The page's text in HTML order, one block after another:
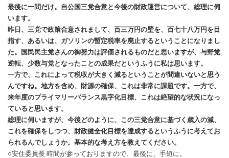
最後に一問だけ。自公国三党合意と今後の財政運営について、総理に伺
います。
昨日、三党で政策合意されまして、百三万円の壁を、百七十八万円を目
指す、あるいは、ガソリンの暫定税率を廃止するということになりまし
た。国民民主党さんの御努力は評価されるものだと思いますが、与野党
逆転、少数与党となったことの成果だというふうに私は思います。
一方で、これによって税収が大きく減るということが間違いないと思う
んですね。地方を含め、財源の確保、これは非常に課題です。一方で、
来年度のプライマリーバランス黒字化目標、これは絶望的な状況になっ
ていると思います。
総理に伺いますが、今後どのように、この三党合意に基づく歳入の減、
これを確保をしつつ、財政健全化目標を達成するというふうに考えてお
られるんでしょうか。基本的な考え方を教えてください。
○安住委員長 時間が参っておりますので、最後に、手短に。